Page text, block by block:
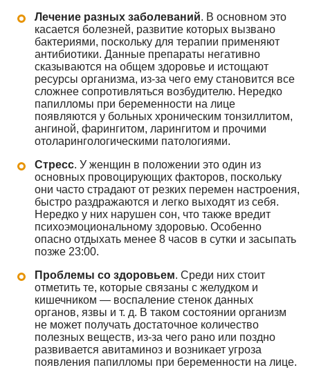
Лечение разных заболеваний. В основном это
касается болезней, развитие которых вызвано
бактериями, поскольку для терапии применяют
антибиотики. Данные препараты негативно
сказываются на общем здоровье и истощают
ресурсы организма, из-за чего ему становится все
сложнее сопротивляться возбудителю. Нередко
папилломы при беременности на лице
появляются у больных хроническим тонзиллитом,
ангиной, фарингитом, ларингитом и прочими
отоларингологическими патологиями.
Стресс. У женщин в положении это один из
основных провоцирующих факторов, поскольку
они часто страдают от резких перемен настроения,
быстро раздражаются и легко выходят из себя.
Нередко у них нарушен сон, что также вредит
психоэмоциональному здоровью. Особенно
опасно отдыхать менее 8 часов в сутки и засыпать
позже 23:00.
Проблемы со здоровьем. Среди них стоит
отметить те, которые связаны с желудком и
кишечником — воспаление стенок данных
органов, язвы и т. д. В таком состоянии организм
не может получать достаточное количество
полезных веществ, из-за чего рано или поздно
развивается авитаминоз и возникает угроза
появления папилломы при беременности на лице.